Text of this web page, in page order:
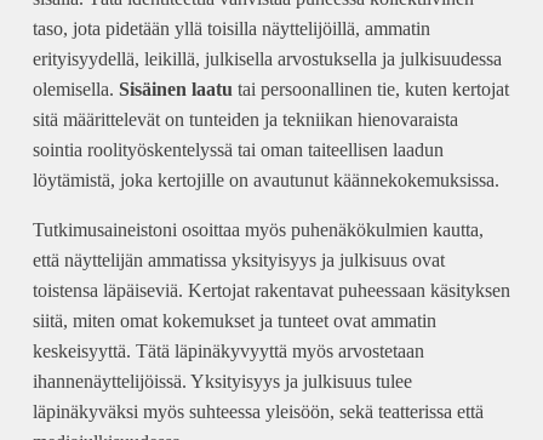
taso, jota pidetään yllä toisilla näyttelijöillä, ammatin
erityisyydellä, leikillä, julkisella arvostuksella ja julkisuudessa
olemisella. Sisäinen laatu tai persoonallinen tie, kuten kertojat
sitä määrittelevät on tunteiden ja tekniikan hienovaraista
sointia roolityöskentelyssä tai oman taiteellisen laadun
löytämistä, joka kertojille on avautunut käännekokemuksissa.
Tutkimusaineistoni osoittaa myös puhenäkökulmien kautta,
että näyttelijän ammatissa yksityisyys ja julkisuus ovat
toistensa läpäiseviä. Kertojat rakentavat puheessaan käsityksen
siitä, miten omat kokemukset ja tunteet ovat ammatin
keskeisyyttä. Tätä läpinäkyvyyttä myös arvostetaan
ihannenäyttelijöissä. Yksityisyys ja julkisuus tulee
läpinäkyväksi myös suhteessa yleisöön, sekä teatterissa että